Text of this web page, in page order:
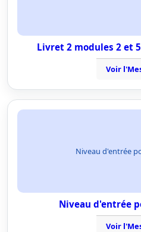
Livret 2 modules 2 et
Voir
Niveau d'entrée
Niveau d'entrée
Voir